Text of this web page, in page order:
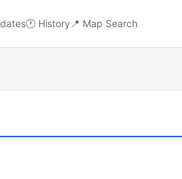
🕐 History 📍 Map Search